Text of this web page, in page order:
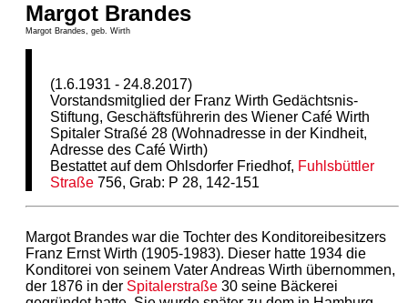
Margot Brandes
Margot Brandes, geb. Wirth
(1.6.1931 - 24.8.2017)
Vorstandsmitglied der Franz Wirth Gedächtsnis-
Stiftung, Geschäftsführerin des Wiener Café Wirth
Spitaler Straßé 28 (Wohnadresse in der Kindheit,
Adresse des Café Wirth)
Bestattet auf dem Ohlsdorfer Friedhof, Fuhlsbüttler
Straße 756, Grab: P 28, 142-151
Margot Brandes war die Tochter des Konditoreibesitzers
Franz Ernst Wirth (1905-1983). Dieser hatte 1934 die
Konditorei von seinem Vater Andreas Wirth übernommen,
der 1876 in der Spitalerstraße 30 seine Bäckerei